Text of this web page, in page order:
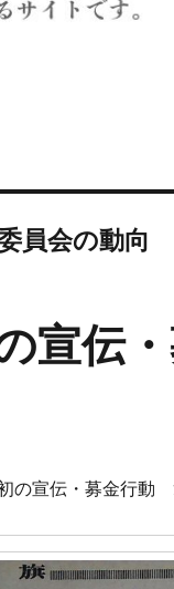
員会の動向
宣伝
の宣伝・募金行動